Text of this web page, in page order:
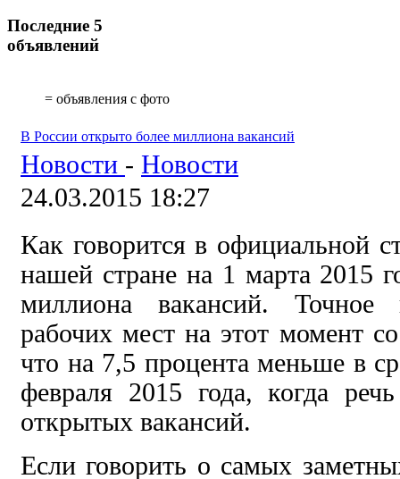
Последние 5
объявлений
= объявления с фото
В России открыто более миллиона вакансий
Новости - Новости
24.03.2015 18:27
Как говорится в официальной
нашей стране на 1 марта 2015
миллиона вакансий. Точное
рабочих мест на этот момент
что на 7,5 процента меньше в
февраля 2015 года, когда
открытых вакансий.
Если говорить о самых